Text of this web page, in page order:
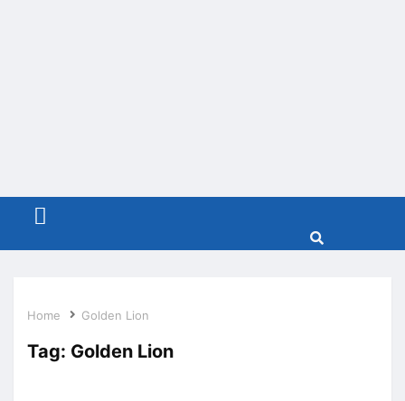
Menu
Home Golden Lion
Tag: Golden Lion